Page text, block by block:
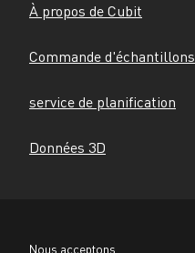
À propos de Cubit
Commande d'échantillons
service de planification
Données 3D
Nous acceptons